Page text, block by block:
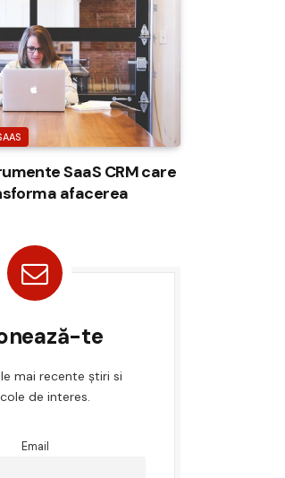
SaaS CRM care
afacerea
te
mai recente știri si
de interes.
Email